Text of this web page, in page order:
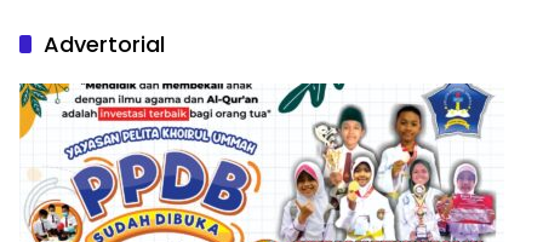
Advertorial